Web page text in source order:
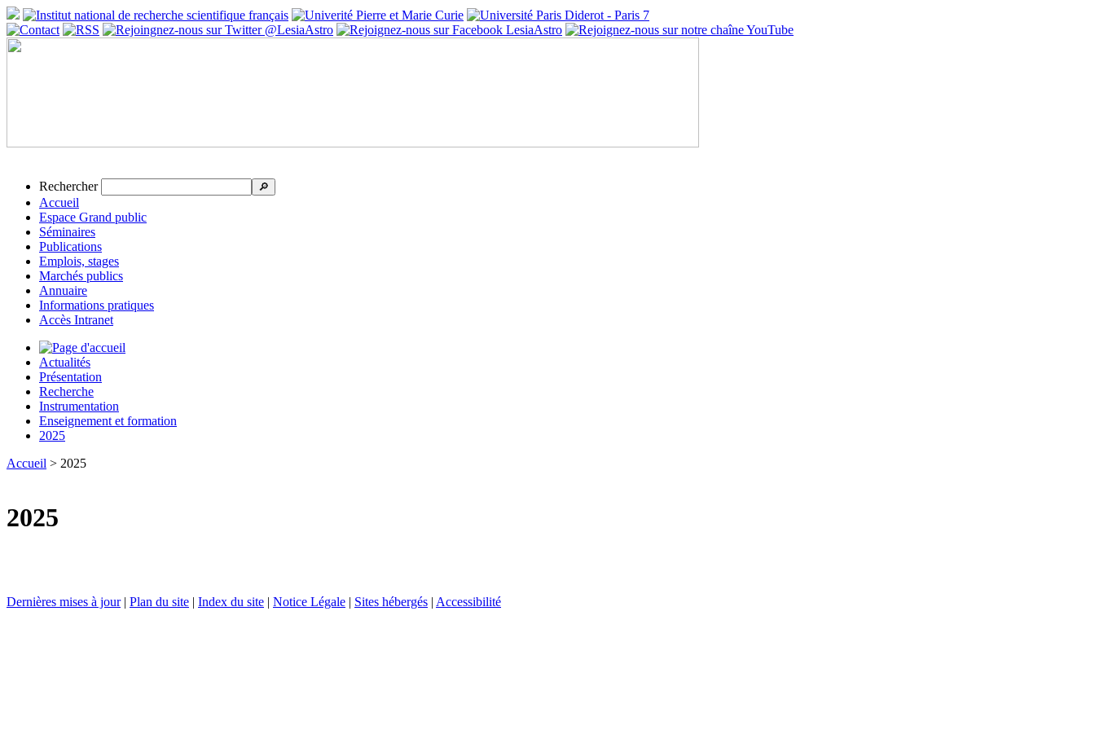
Rechercher 🔎
Accueil
Espace Grand public
Séminaires
Publications
Emplois, stages
Marchés publics
Annuaire
Informations pratiques
Accès Intranet
Actualités
Présentation
Recherche
Instrumentation
Enseignement et formation
2025
Accueil > 2025
2025
Dernières mises à jour| Plan du site | Index du site | Notice Légale | Sites hébergés | Accessibilité